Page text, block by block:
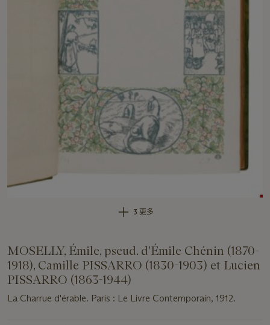
3 更多
MOSELLY, Émile, pseud. d'Émile Chénin (1870-
1918), Camille PISSARRO (1830-1903) et Lucien
PISSARRO (1863-1944)
La Charrue d'érable. Paris : Le Livre Contemporain, 1912.